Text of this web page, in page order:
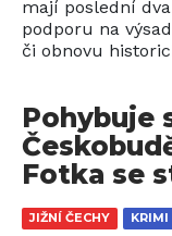
mají poslední
podporu na
či obnovu
JIŽNÍ ČECHY KRIMI
Pohybuje
Fotka se